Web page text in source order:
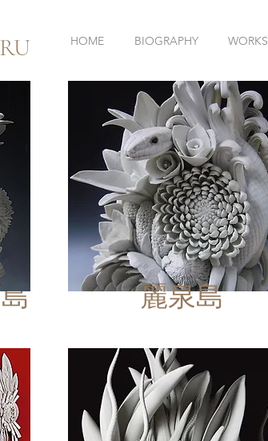
HOME BIOGRAPHY WORKS
麗泉島